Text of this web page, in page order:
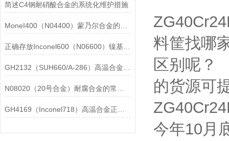
简述C4钢耐硝酸合金的系统化维护措施
正确存放Inconel600（N06600）镍基合金的重要性介绍
料筐找哪
区别呢？
的货源可
今年10月